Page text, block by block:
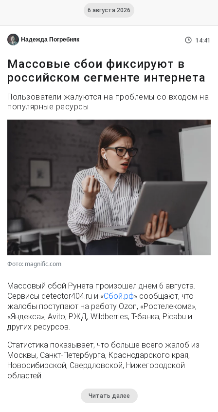
6 августа 2026
Надежда Погребняк 14:41
Массовые сбои фиксируют в
российском сегменте интернета
Пользователи жалуются на проблемы со входом на
популярные ресурсы
Фото: magnific.com
Массовый сбой Рунета произошел днем 6 августа.
Сервисы detector404.ru и «Сбой.рф» сообщают, что
жалобы поступают на работу Ozon, «Ростелекома»,
«Яндекса», Avito, РЖД, Wildberries, Т-банка, Picabu и
других ресурсов.
Статистика показывает, что больше всего жалоб из
Москвы, Санкт-Петербурга, Краснодарского края,
Новосибирской, Свердловской, Нижегородской
областей.
Читать далее